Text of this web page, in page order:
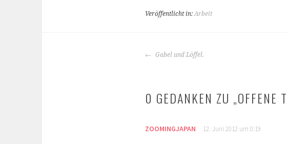
Veröffentlicht in: Arbeit
BEITRAGS-
NAVIGATION
Gabel und Löffel.
0 GEDANKEN ZU „OFFENE
ZOOMINGJAPAN 12. Juni 2012 um 0:19